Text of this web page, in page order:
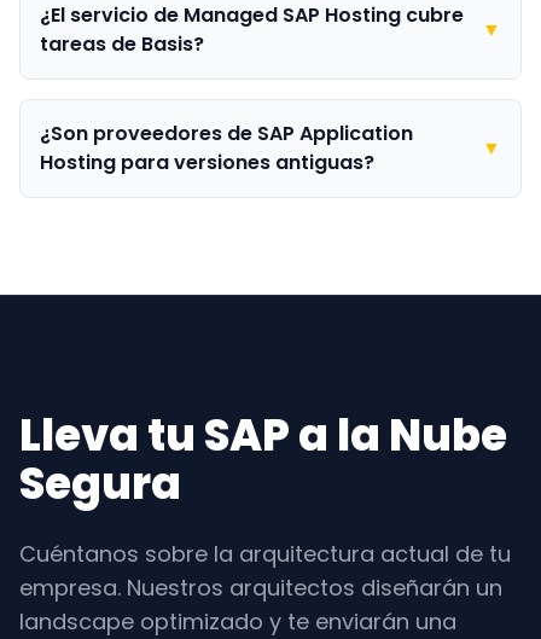
¿El servicio de Managed SAP Hosting cubre
tareas de Basis?
▼
¿Son proveedores de SAP Application
Hosting para versiones antiguas?
▼
Lleva tu SAP a la Nube
Segura
Cuéntanos sobre la arquitectura actual de tu
empresa. Nuestros arquitectos diseñarán un
landscape optimizado y te enviarán una